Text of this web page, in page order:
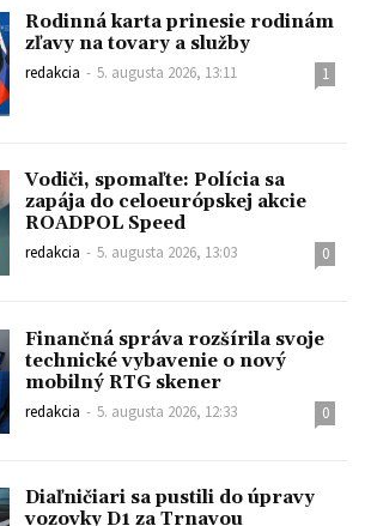
Rodinná karta prinesie rodinám
zľavy na tovary a služby
redakcia - 5. augusta 2026, 13:11 1
Vodiči, spomaľte: Polícia sa
zapája do celoeurópskej akcie
ROADPOL Speed
redakcia - 5. augusta 2026, 13:03 0
Finančná správa rozšírila svoje
technické vybavenie o nový
mobilný RTG skener
redakcia - 5. augusta 2026, 12:33 0
Diaľničiari sa pustili do úpravy
vozovky D1 za Trnavou